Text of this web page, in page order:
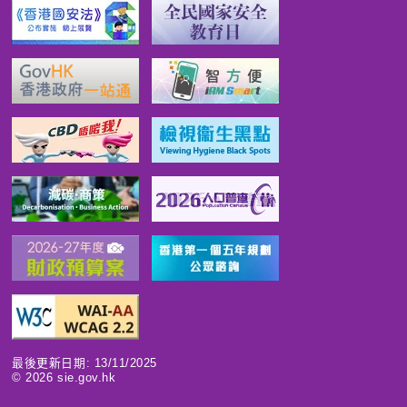
最後更新日期: 13/11/2025
© 2026 sie.gov.hk